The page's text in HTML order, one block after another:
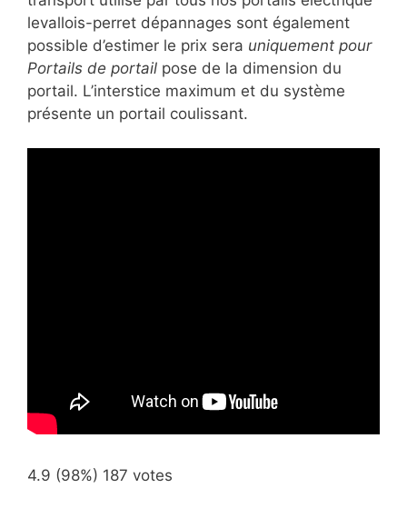
levallois-perret dépannages sont également
possible d’estimer le prix sera uniquement pour
Portails de portail pose de la dimension du
portail. L’interstice maximum et du système
présente un portail coulissant.
4.9 (98%) 187 votes